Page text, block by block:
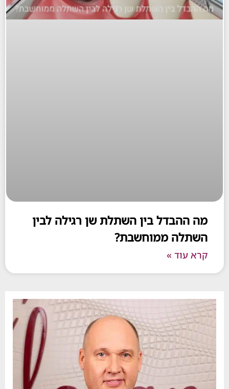
בין השתלת שן רגילה לבין
ממוחשבת?
עוד »